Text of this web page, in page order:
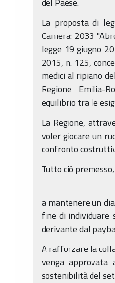
La proposta di
Camera: 2033
legge 19 giugno
2015, n. 125,
medici al ripiano
Regione Emilia-
equilibrio tra le
La Regione,
voler giocare un
confronto
Tutto ciò premesso,
a mantenere un
fine di individuare
derivante dal
A rafforzare la
venga
sostenibilità del